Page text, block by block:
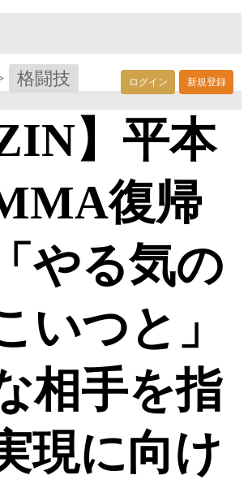
ログイン 新規登録
格闘技
】平本
復帰
やる気の
いつと」
相手を指
に向け